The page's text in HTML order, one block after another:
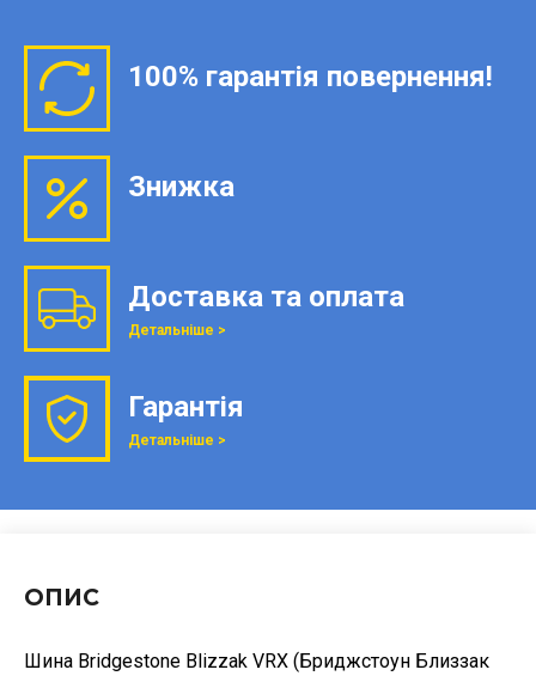
100% гарантія повернення!
Знижка
Доставка та оплата
Детальніше >
Гарантія
Детальніше >
ОПИС
Шина Bridgestone Blizzak VRX (Бриджстоун Близзак